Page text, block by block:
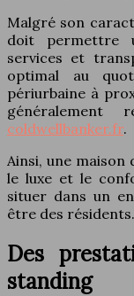
Malgré son
doit permettre
services et
optimal au
périurbaine à
coldwellbanker.fr.
Ainsi, une
le luxe et le
situer dans un
être des résidents.
Des
standing